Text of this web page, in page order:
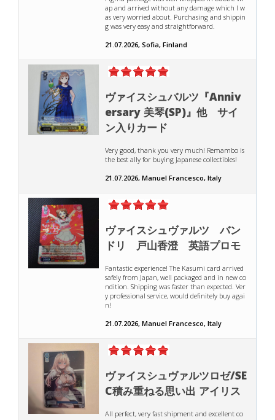
ap and arrived without any damage which I w
as very worried about. Purchasing and shippin
g was very easy and straightforward.
21.07.2026, Sofia, Finland
ヴァイスシュバルツ『Anniv
ersary 美琴(SP)』他 サイ
ン入りカード
Very good, thank you very much! Remambo is
the best ally for buying Japanese collectibles!
21.07.2026, Manuel Francesco, Italy
ヴァイスシュヴァルツ バン
ドリ 戸山香澄 英語プロモ
Fantastic experience! The Kasumi card arrived
safely from Japan, well packaged and in new co
ndition. Shipping was faster than expected. Ver
y professional service, would definitely buy agai
n!
21.07.2026, Manuel Francesco, Italy
ヴァイスシュヴァルツロゼ/SE
C積み重ねる思い出 アイリス
All perfect, very fast shipment and excellent co